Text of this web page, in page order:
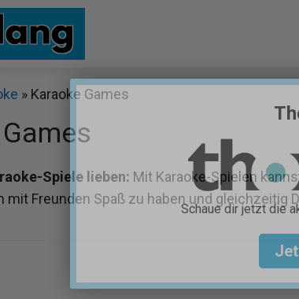
» Karaoke Games
Spiele lieben: Mit Karaoke-Spielen
mit Freunden Spaß zu haben und
Schaue dir jetzt die